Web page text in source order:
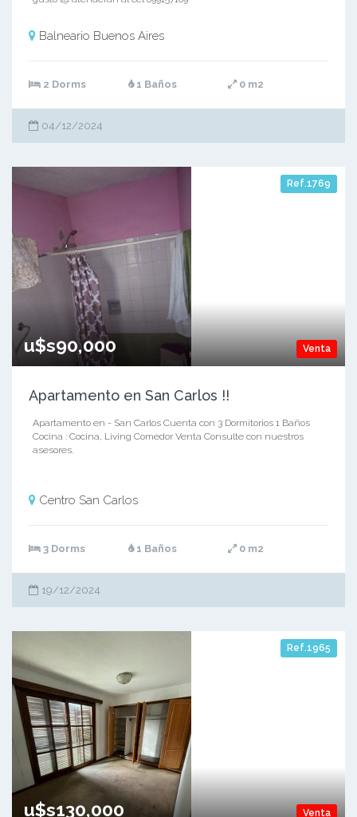
Balneario Buenos Aires
2 Dorms 1 Baños 0 m2
04/12/2024
Ref.1769
Venta
u$s90,000
Apartamento en San Carlos !!
Apartamento en - San Carlos Cuenta con 3 Dormitorios 1 Baños
Cocina : Cocina, Living Comedor Venta Consulte con nuestros
asesores.
Centro San Carlos
3 Dorms 1 Baños 0 m2
19/12/2024
Ref.1965
Venta
u$s130,000